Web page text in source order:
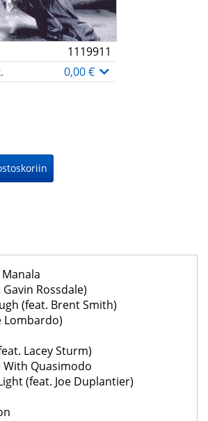
1119911
0,00 €
Rossdale)
(feat. Brent Smith)
Lombardo)
Lacey Sturm)
With Quasimodo
(feat. Joe Duplantier)